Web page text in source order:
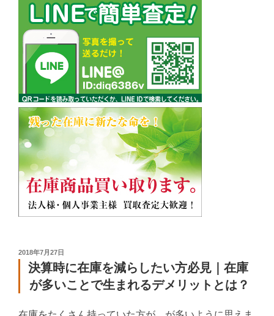
投
2018年7月27日
決算時に在庫を減らしたい方必見｜在庫
が多いことで生まれるデメリットとは？